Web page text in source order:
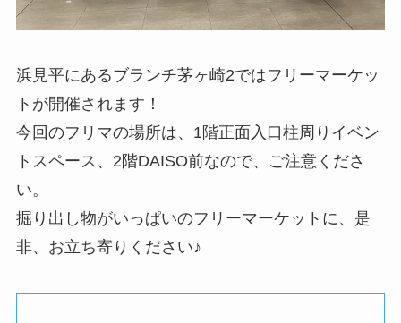
浜見平にあるブランチ茅ヶ崎2ではフリーマーケッ
トが開催されます！
今回のフリマの場所は、1階正面入口柱周りイベン
トスペース、2階DAISO前なので、ご注意くださ
い。
掘り出し物がいっぱいのフリーマーケットに、是
非、お立ち寄りください♪